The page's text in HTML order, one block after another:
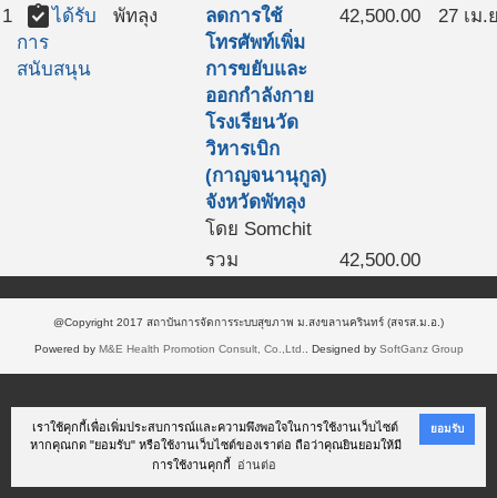
เราใช้คุกกี้เพื่อเพิ่มประสบการณ์และความพึงพอใจในการใช้งานเว็บไซต์
หากคุณกด "ยอมรับ" หรือใช้งานเว็บไซต์ของเราต่อ ถือว่าคุณยินยอมให้มี
การใช้งานคุกกี้
อ่านต่อ
ยอมรับ
1
assignment_turned_inได้รับ
การ
สนับสนุน
พัทลุง
ลดการใช้
โทรศัพท์เพิ่ม
การขยับและ
ออกกำลังกาย
โรงเรียนวัด
วิหารเบิก
(กาญจนานุกูล)
จังหวัดพัทลุง
โดย Somchit
42,500.00 27 เม.
รวม 42,500.00
@Copyright 2017 สถาบันการจัดการระบบสุขภาพ ม.สงขลานครินทร์ (สจรส.ม.อ.)
Powered by M&E Health Promotion Consult, Co.,Ltd. . Designed by SoftGanz Group